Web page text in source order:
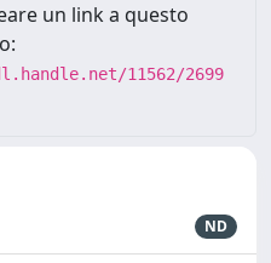
un link a questo
11562/2699
ND